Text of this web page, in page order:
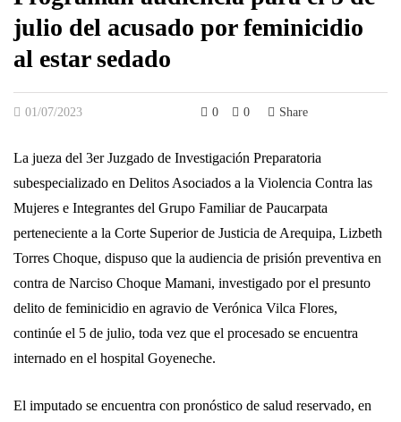
julio del acusado por feminicidio
al estar sedado
01/07/2023 0 0 Share
La jueza del 3er Juzgado de Investigación Preparatoria
subespecializado en Delitos Asociados a la Violencia Contra las
Mujeres e Integrantes del Grupo Familiar de Paucarpata
perteneciente a la Corte Superior de Justicia de Arequipa, Lizbeth
Torres Choque, dispuso que la audiencia de prisión preventiva en
contra de Narciso Choque Mamani, investigado por el presunto
delito de feminicidio en agravio de Verónica Vilca Flores,
continúe el 5 de julio, toda vez que el procesado se encuentra
internado en el hospital Goyeneche.
El imputado se encuentra con pronóstico de salud reservado, en